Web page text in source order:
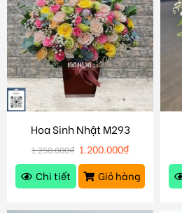
Hoa Sinh Nhật M293
1.250.000₫ 1.200.000₫
Chi tiết
Giỏ hàng